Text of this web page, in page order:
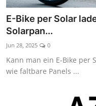
Kaufberatung
E-Bike per Solar
Solarpan...
Jun 28, 2025 0
Kann man ein E-Bike per
wie faltbare Panels ...